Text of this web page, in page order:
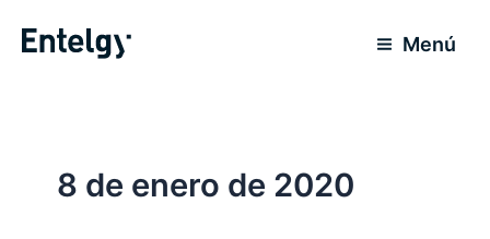
Menú
8 de enero de 2020